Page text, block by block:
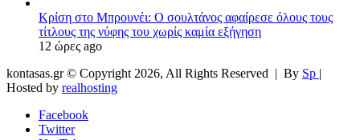
Κρίση στο Μπρουνέι: Ο σουλτάνος αφαίρεσε όλους τους
τίτλους της νύφης του χωρίς καμία εξήγηση
12 ώρες ago
kontasas.gr © Copyright 2026, All Rights Reserved | By Sp |
Hosted by realhosting
Facebook
Twitter